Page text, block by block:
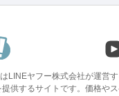
LINEヤフー株式会社が運営
供するサイトです。価格や